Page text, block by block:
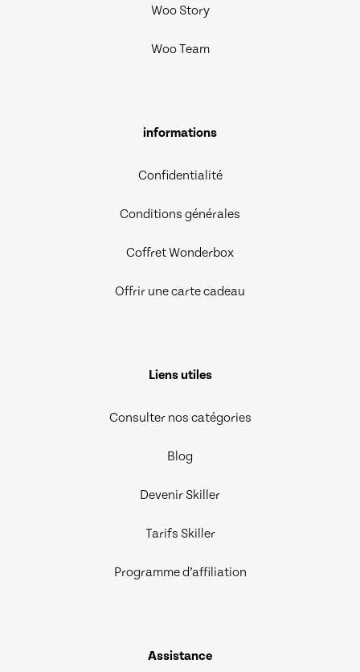
Woo Story
Woo Team
informations
Confidentialité
Conditions générales
Coffret Wonderbox
Offrir une carte cadeau
Liens utiles
Consulter nos catégories
Blog
Devenir Skiller
Tarifs Skiller
Programme d’affiliation
Assistance